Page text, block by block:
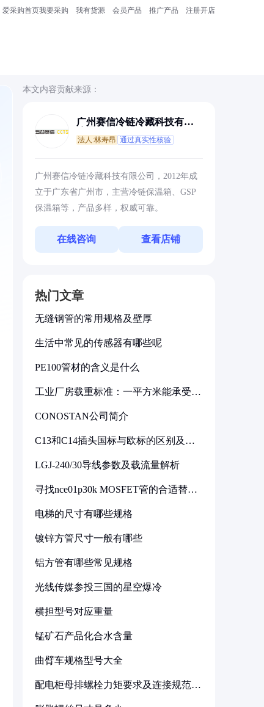
爱采购首页我要采购 我有货源 会员产品 推广产品 注册开店
本文内容贡献来源：
广州赛信冷链冷藏科技有限
法人:林寿昂 通过真实性核验
广州赛信冷链冷藏科技有限公司，2012年成
立于广东省广州市，主营冷链保温箱、GSP
保温箱等，产品多样，权威可靠。
在线咨询 查看店铺
热门文章
无缝钢管的常用规格及壁厚
生活中常见的传感器有哪些呢
PE100管材的含义是什么
工业厂房载重标准：一平方米能承受多
CONOSTAN公司简介
C13和C14插头国标与欧标的区别及其
LGJ-240/30导线参数及载流量解析
寻找nce01p30k MOSFET管的合适替代
电梯的尺寸有哪些规格
镀锌方管尺寸一般有哪些
铝方管有哪些常见规格
光线传媒参投三国的星空爆冷
横担型号对应重量
锰矿石产品化合水含量
曲臂车规格型号大全
配电柜母排螺栓力矩要求及连接规范详